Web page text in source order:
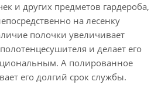
и других предметов гардероба,
на лесенку
полочки увеличивает
и делает его
А полированное
его долгий срок службы.